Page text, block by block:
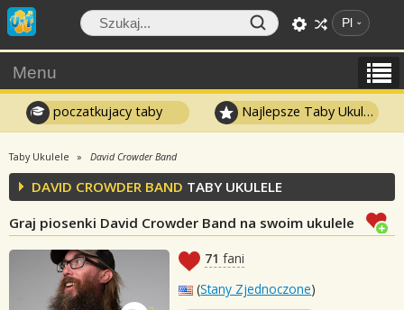
Pl
Menu
poczatkujacy taby Najlepsze Taby Ukulele
Taby Ukulele David Crowder Band
DAVID CROWDER BAND TABY UKULELE
Graj piosenki David Crowder Band na swoim ukulele
71 fani
(Stany Zjednoczone)